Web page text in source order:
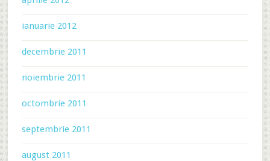
ianuarie 2012
decembrie 2011
noiembrie 2011
octombrie 2011
septembrie 2011
august 2011